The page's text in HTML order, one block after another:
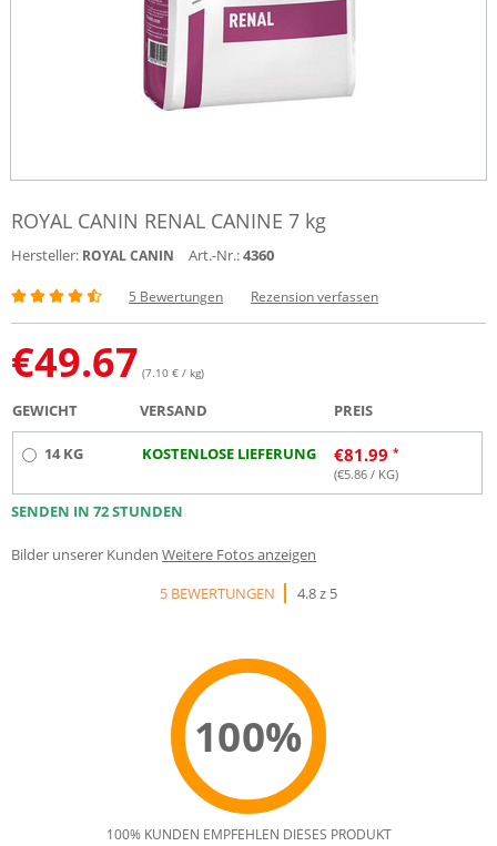
ROYAL CANIN RENAL CANINE 7 kg
Hersteller: ROYAL CANIN Art.-Nr.:4360
5 Bewertungen Rezension verfassen
€49.67 (7.10 € / kg)
GEWICHT VERSAND PREIS
14 KG KOSTENLOSE LIEFERUNG €81.99
(€5.86 / KG)
SENDEN IN 72 STUNDEN
Bilder unserer Kunden Weitere Fotos anzeigen
5 BEWERTUNGEN
4.8 z 5
100%
100% KUNDEN EMPFEHLEN DIESES PRODUKT